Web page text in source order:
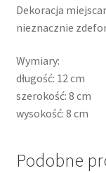
Dekoracja
nieznacznie
Wymiary:
długość: 12 cm
szerokość: 8 cm
wysokość: 8 cm
Podobne